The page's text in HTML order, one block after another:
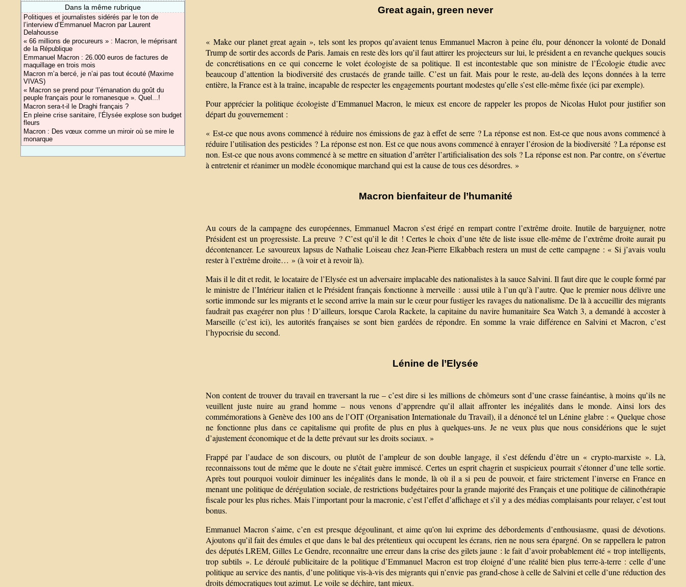
Dans la même rubrique
Politiques et journalistes sidérés par le ton de
l’interview d’Emmanuel Macron par Laurent
Delahousse
« 66 millions de procureurs » : Macron, le méprisant
de la République
Emmanuel Macron : 26.000 euros de factures de
maquillage en trois mois
Macron m’a bercé, je n’ai pas tout écouté (Maxime
VIVAS)
« Macron se prend pour ‘l’émanation du goût du
peuple français pour le romanesque ». Quel...!
Macron sera-t-il le Draghi français ?
En pleine crise sanitaire, l’Élysée explose son budget
fleurs
Macron : Des vœux comme un miroir où se mire le
monarque
Great again, green never
« Make our planet great again », tels sont les propos qu’avaient tenus Emmanuel Macron à peine élu, pour dénoncer la volonté de Donald
Trump de sortir des accords de Paris. Jamais en reste dès lors qu’il faut attirer les projecteurs sur lui, le président a en revanche quelques soucis
de concrétisations en ce qui concerne le volet écologiste de sa politique. Il est incontestable que son ministre de l’Écologie étudie avec
beaucoup d’attention la biodiversité des crustacés de grande taille. C’est un fait. Mais pour le reste, au-delà des leçons données à la terre
entière, la France est à la traîne, incapable de respecter les engagements pourtant modestes qu’elle s’est elle-même fixée (ici par exemple).
Pour apprécier la politique écologiste d’Emmanuel Macron, le mieux est encore de rappeler les propos de Nicolas Hulot pour justifier son
départ du gouvernement :
« Est-ce que nous avons commencé à réduire nos émissions de gaz à effet de serre ? La réponse est non. Est-ce que nous avons commencé à
réduire l’utilisation des pesticides ? La réponse est non. Est ce que nous avons commencé à enrayer l’érosion de la biodiversité ? La réponse est
non. Est-ce que nous avons commencé à se mettre en situation d’arrêter l’artificialisation des sols ? La réponse est non. Par contre, on s’évertue
à entretenir et réanimer un modèle économique marchand qui est la cause de tous ces désordres. »
Macron bienfaiteur de l’humanité
Au cours de la campagne des européennes, Emmanuel Macron s’est érigé en rempart contre l’extrême droite. Inutile de barguigner, notre
Président est un progressiste. La preuve ? C’est qu’il le dit ! Certes le choix d’une tête de liste issue elle-même de l’extrême droite aurait pu
décontenancer. Le savoureux lapsus de Nathalie Loiseau chez Jean-Pierre Elkabbach restera un must de cette campagne : « Si j’avais voulu
rester à l’extrême droite… » (à voir et à revoir là).
Mais il le dit et redit, le locataire de l’Elysée est un adversaire implacable des nationalistes à la sauce Salvini. Il faut dire que le couple formé par
le ministre de l’Intérieur italien et le Président français fonctionne à merveille : aussi utile à l’un qu’à l’autre. Que le premier nous délivre une
sortie immonde sur les migrants et le second arrive la main sur le cœur pour fustiger les ravages du nationalisme. De là à accueillir des migrants
faudrait pas exagérer non plus ! D’ailleurs, lorsque Carola Rackete, la capitaine du navire humanitaire Sea Watch 3, a demandé à accoster à
Marseille (c’est ici), les autorités françaises se sont bien gardées de répondre. En somme la vraie différence en Salvini et Macron, c’est
l’hypocrisie du second.
Lénine de l’Elysée
Non content de trouver du travail en traversant la rue – c’est dire si les millions de chômeurs sont d’une crasse fainéantise, à moins qu’ils ne
veuillent juste nuire au grand homme – nous venons d’apprendre qu’il allait affronter les inégalités dans le monde. Ainsi lors des
commémorations à Genève des 100 ans de l’OIT (Organisation Internationale du Travail), il a dénoncé tel un Lénine glabre : « Quelque chose
ne fonctionne plus dans ce capitalisme qui profite de plus en plus à quelques-uns. Je ne veux plus que nous considérions que le sujet
d’ajustement économique et de la dette prévaut sur les droits sociaux. »
Frappé par l’audace de son discours, ou plutôt de l’ampleur de son double langage, il s’est défendu d’être un « crypto-marxiste ». Là,
reconnaissons tout de même que le doute ne s’était guère immiscé. Certes un esprit chagrin et suspicieux pourrait s’étonner d’une telle sortie.
Après tout pourquoi vouloir diminuer les inégalités dans le monde, là où il a si peu de pouvoir, et faire strictement l’inverse en France en
menant une politique de dérégulation sociale, de restrictions budgétaires pour la grande majorité des Français et une politique de câlinothérapie
fiscale pour les plus riches. Mais l’important pour la macronie, c’est l’effet d’affichage et s’il y a des médias complaisants pour relayer, c’est tout
bonus.
Emmanuel Macron s’aime, c’en est presque dégoulinant, et aime qu’on lui exprime des débordements d’enthousiasme, quasi de dévotions.
Ajoutons qu’il fait des émules et que dans le bal des prétentieux qui occupent les écrans, rien ne nous sera épargné. On se rappellera le patron
des députés LREM, Gilles Le Gendre, reconnaître une erreur dans la crise des gilets jaune : le fait d’avoir probablement été « trop intelligents,
trop subtils ». Le déroulé publicitaire de la politique d’Emmanuel Macron est trop éloigné d’une réalité bien plus terre-à-terre : celle d’une
politique au service des nantis, d’une politique vis-à-vis des migrants qui n’envie pas grand-chose à celle de Salvini et celle d’une réduction des
droits démocratiques tout azimut. Le voile se déchire, tant mieux.